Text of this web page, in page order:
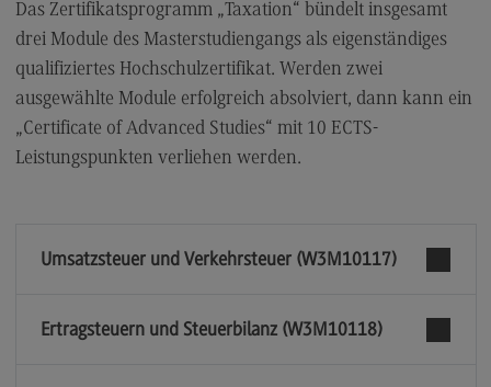
Das Zertifikatsprogramm „Taxation“ bündelt insgesamt
drei Module des Masterstudiengangs als eigenständiges
qualifiziertes Hochschulzertifikat. Werden zwei
ausgewählte Module erfolgreich absolviert, dann kann ein
„Certificate of Advanced Studies“ mit 10 ECTS-
Leistungspunkten verliehen werden.
Umsatzsteuer und Verkehrsteuer (W3M10117)
Ertragsteuern und Steuerbilanz (W3M10118)